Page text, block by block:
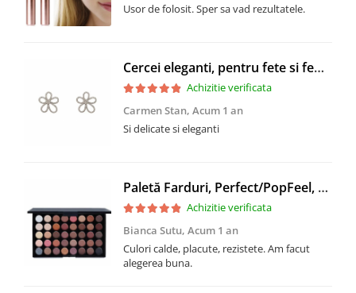
Usor de folosit. Sper sa vad rezultatele.
Cercei eleganti, pentru fete si femei, CRM, forma floare, argintii
Achizitie verificata
Carmen Stan, Acum 1 an
Si delicate si eleganti
Paletă Farduri, Perfect/PopFeel, CRM, 40 Nuante, Multicolor
Achizitie verificata
Bianca Sutu, Acum 1 an
Culori calde, placute, rezistete. Am facut
alegerea buna.